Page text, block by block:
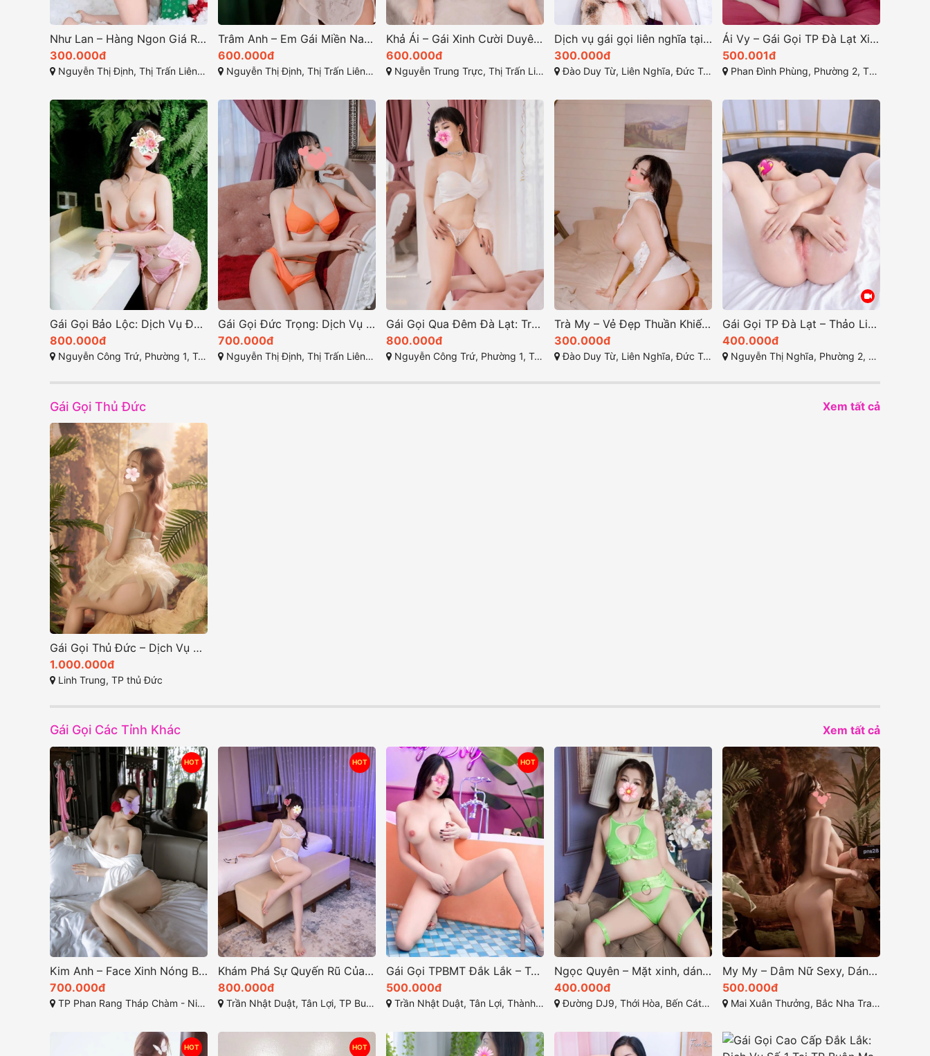
Như Lan – Hàng Ngon Giá Rẻ Làm Tình Đỉnh, MÔNG VÚ GỢI DỤC Đỉnh Cao!
300.000đ
Nguyễn Thị Định, Thị Trấn Liên Nghĩa, Đức Trọng, Lâm Đồng
Trâm Anh – Em Gái Miền Nam Ngọt Ngào tại Gái Gọi Đức Trọng & Gái Gọi Qua Đêm Lâm Đồng
600.000đ
Nguyễn Thị Định, Thị Trấn Liên Nghĩa, Đức Trọng, Lâm Đồng
Khả Ái – Gái Xinh Cười Duyên, Nhiệt Tình Dâm Đãng và Thần Dâm Xinh Đẹp
600.000đ
Nguyễn Trung Trực, Thị Trấn Liên Nghĩa, Đức Trọng, Lâm Đồng
Dịch vụ gái gọi liên nghĩa tại Đức Trọng — Huệ Anh: Gái đi khách giá rẻ, Tình cảm duyên dáng, Thân hình bốc lửa
300.000đ
Đào Duy Từ, Liên Nghĩa, Đức Trọng, Lâm Đồng
Ái Vy – Gái Gọi TP Đà Lạt Xinh Đẹp | Mỹ Nhân Làm Tình Gởi, Face Xinh Body Tuyệt Mỹ
500.001đ
Phan Đình Phùng, Phường 2, TP Đà Lạt (gái gọi đà lạt). Lâm Đồng
Gái Gọi Bảo Lộc: Dịch Vụ Đầy Đủ Và Chất Lượng Năm 2025
800.000đ
Nguyễn Công Trứ, Phường 1, Tp. Bảo Lộc, Lâm Đồng
Gái Gọi Đức Trọng: Dịch Vụ HOT Số 1 Tại Lâm Đồng
700.000đ
Nguyễn Thị Định, Thị Trấn Liên Nghĩa, Đức Trọng, Lâm Đồng
Gái Gọi Qua Đêm Đà Lạt: Trải Nghiệm Hẹn Hò Độc Đáo
800.000đ
Nguyễn Công Trứ, Phường 1, Tp. Bảo Lộc, Lâm Đồng
Trà My – Vẻ Đẹp Thuần Khiết, Hàng Ngon Trong Tầm Giá Tại Đức Trọng, Lâm Đồng
300.000đ
Đào Duy Từ, Liên Nghĩa, Đức Trọng, Lâm Đồng
Gái Gọi TP Đà Lạt – Thảo Linh Mông To Cong Cớn, Ngọt Ngào Duyên Dáng
400.000đ
Nguyễn Thị Nghĩa, Phường 2, TP Đà Lạt, Lâm Đồng
Gái Gọi Thủ Đức Xem tất cả
Gái Gọi Thủ Đức – Dịch Vụ Chất Lượng số 1 Tại TP HCM
1.000.000đ
Linh Trung, TP thủ Đức
Gái Gọi Các Tỉnh Khác Xem tất cả
HOT
Kim Anh – Face Xinh Nóng Bỏng, Xinh Đẹp Cá Tính, Nhìn Phát Là Yêu!
700.000đ
TP Phan Rang Tháp Chàm - Ninh Thuận
HOT
Khám Phá Sự Quyến Rũ Của Vy Vy 2k3 – Gái Gọi Cao Cấp TP Buôn Ma Thuột
800.000đ
Trần Nhật Duật, Tân Lợi, TP Buôn Ma Thuột
HOT
Gái Gọi TPBMT Đắk Lắk – Tú Vy: Gái Xinh Dáng Đẹp, Ngực Đẹp Mông Cong, Dịch Vụ Hoàn Hảo
500.000đ
Trần Nhật Duật, Tân Lợi, Thành phố Buôn Ma Thuột, Đắk Lắk
Ngọc Quyên – Mặt xinh, dáng đẹp, hàng ngon vừa tầm giá tại Bến Cát Bình Dương
400.000đ
Đường DJ9, Thới Hòa, Bến Cát, Bình Dương
My My – Dâm Nữ Sexy, Dáng Dây Baby Siêu Xinh tại Gái Gọi Nha Trang Khánh Hòa
500.000đ
Mai Xuân Thưởng, Bắc Nha Trang, Khánh Hòa
HOT HOT